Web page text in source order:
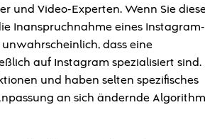
und Video-Experten. Wenn Sie
Inanspruchnahme eines Instagram-
dass eine
auf Instagram spezialisiert sind.
und haben selten spezifisches
an sich ändernde